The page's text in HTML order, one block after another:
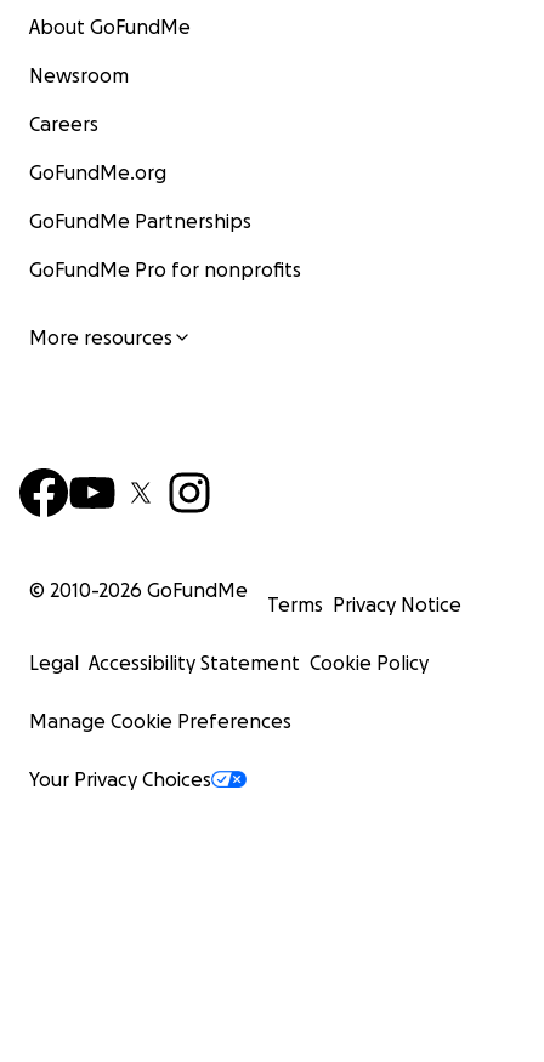
About GoFundMe
Newsroom
Careers
GoFundMe.org
GoFundMe Partnerships
GoFundMe Pro for nonprofits
More resources
© 2010-2026 GoFundMe
Terms Privacy Notice
Legal Accessibility Statement Cookie Policy
Manage Cookie Preferences
Your Privacy Choices